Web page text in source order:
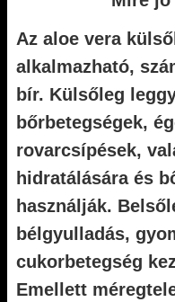
Az aloe vera
alkalmazható,
bír. Külsőleg
bőrbetegségek,
rovarcsípések,
hidratálására és
használják.
bélgyulladás,
cukorbetegség
Emellett